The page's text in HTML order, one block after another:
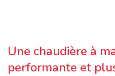
Une chaudière à
performante et